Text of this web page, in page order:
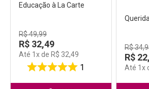
Educação à La Carte
R$49,99
R$ 32,49
Até 1 x de R$ 32,49
1
R$34,
R$ 22,
Até 1 x